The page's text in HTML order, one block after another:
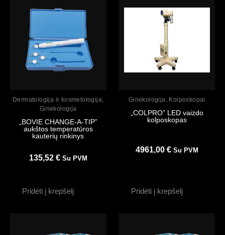
Dermatologija ir kosmetologija,
Ginekologija
„BOVIE CHANGE-A-TIP”
aukštos temperatūros
kauterių rinkinys
135,52 € Su PVM
Pridėti į krepšelį
Ginekologija, Kolposkopai
„COLPRO” LED vaizdo
kolposkopas
4961,00 € Su PVM
Pridėti į krepšelį